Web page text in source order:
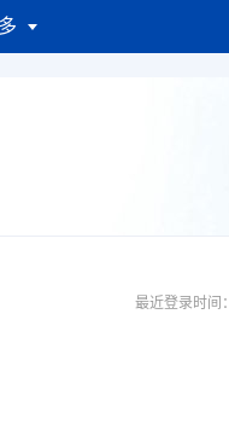
最近登录时间：